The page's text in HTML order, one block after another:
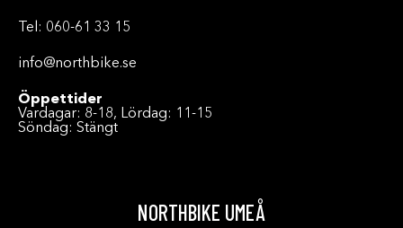
Tel: 060-61 33 15
info@northbike.se
Öppettider
Vardagar: 8-18, Lördag: 11-15
Söndag: Stängt
NORTHBIKE UMEÅ